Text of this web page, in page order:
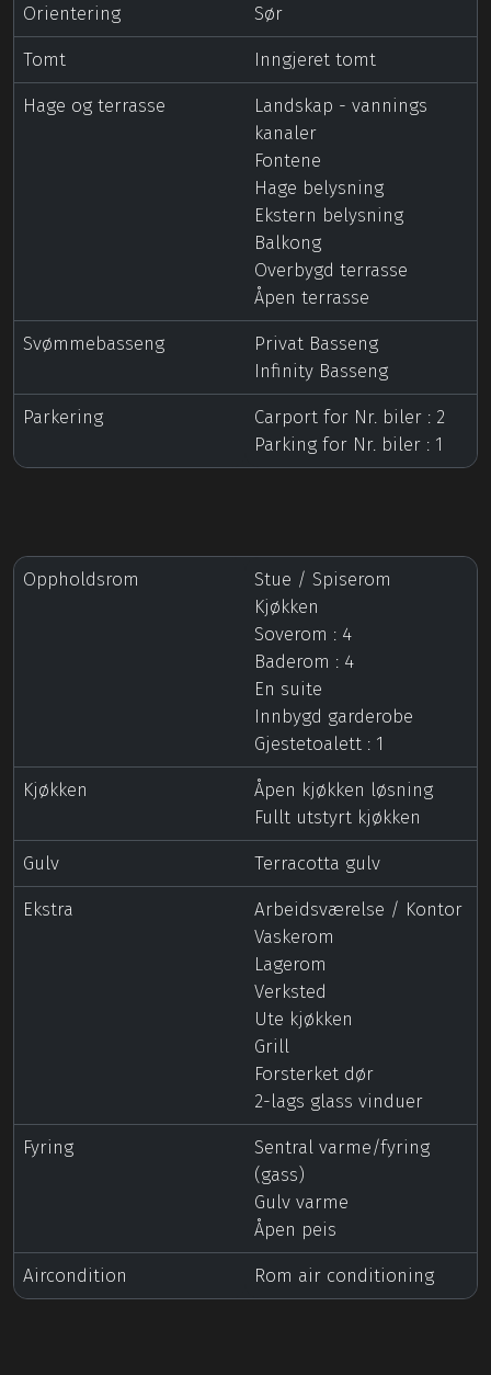
Orientering
Sør
Tomt
Inngjeret tomt
Hage og terrasse
Landskap - vannings
kanaler
Fontene
Hage belysning
Ekstern belysning
Balkong
Overbygd terrasse
Åpen terrasse
Svømmebasseng
Privat Basseng
Infinity Basseng
Parkering
Carport for Nr. biler : 2
Parking for Nr. biler : 1
Oppholdsrom
Stue / Spiserom
Kjøkken
Soverom : 4
Baderom : 4
En suite
Innbygd garderobe
Gjestetoalett : 1
Kjøkken
Åpen kjøkken løsning
Fullt utstyrt kjøkken
Gulv
Terracotta gulv
Ekstra
Arbeidsværelse / Kontor
Vaskerom
Lagerom
Verksted
Ute kjøkken
Grill
Forsterket dør
2-lags glass vinduer
Fyring
Sentral varme/fyring
(gass)
Gulv varme
Åpen peis
Aircondition
Rom air conditioning